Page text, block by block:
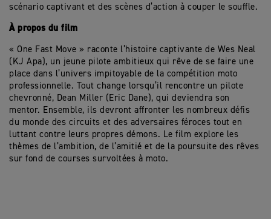
scénario captivant et des scènes d’action à couper le souffle.
À propos du film
« One Fast Move » raconte l’histoire captivante de Wes Neal
(KJ Apa), un jeune pilote ambitieux qui rêve de se faire une
place dans l’univers impitoyable de la compétition moto
professionnelle. Tout change lorsqu’il rencontre un pilote
chevronné, Dean Miller (Eric Dane), qui deviendra son
mentor. Ensemble, ils devront affronter les nombreux défis
du monde des circuits et des adversaires féroces tout en
luttant contre leurs propres démons. Le film explore les
thèmes de l’ambition, de l’amitié et de la poursuite des rêves
sur fond de courses survoltées à moto.